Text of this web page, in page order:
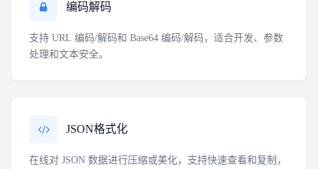
编码解码
支持 URL 编码/解码和 Base64 编码/解码，适合开发、参数
处理和文本安全。
JSON格式化
在线对 JSON 数据进行压缩或美化，支持快速查看和复制，